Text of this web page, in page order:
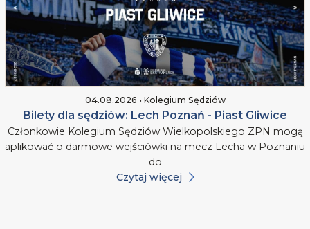
04.08.2026 • Kolegium Sędziów
Bilety dla sędziów: Lech Poznań - Piast Gliwice
Członkowie Kolegium Sędziów Wielkopolskiego ZPN mogą
aplikować o darmowe wejściówki na mecz Lecha w Poznaniu
do
Czytaj więcej